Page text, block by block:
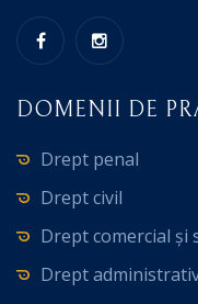
DOMENII DE
Drept penal
Drept civil
Drept comercial și
Drept